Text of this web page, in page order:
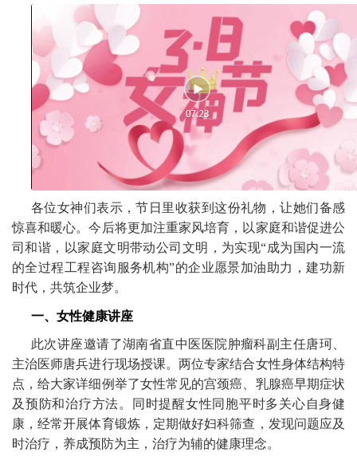
各位女神们表示，节日里收获到这份礼物，让她们备感
惊喜和暖心。今后将更加注重家风培育，以家庭和谐促进公
司和谐，以家庭文明带动公司文明，为实现“成为国内一流
的全过程工程咨询服务机构”的企业愿景加油助力，建功新
时代，共筑企业梦。
一、女性健康讲座
此次讲座邀请了湖南省直中医医院肿瘤科副主任唐珂、
主治医师唐兵进行现场授课。两位专家结合女性身体结构特
点，给大家详细例举了女性常见的宫颈癌、乳腺癌早期症状
及预防和治疗方法。同时提醒女性同胞平时多关心自身健
康，经常开展体育锻炼，定期做好妇科筛查，发现问题应及
时治疗，养成预防为主，治疗为辅的健康理念。